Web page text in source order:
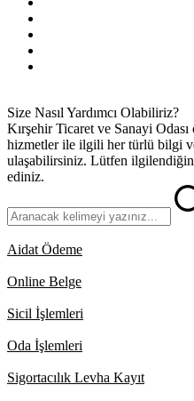
Size Nasıl Yardımcı Olabiliriz?
Kırşehir Ticaret ve Sanayi
hizmetler ile ilgili her türlü bilgi
ulaşabilirsiniz. Lütfen
ediniz.
Aidat Ödeme
Online Belge
Sicil İşlemleri
Oda İşlemleri
Sigortacılık Levha Kayıt